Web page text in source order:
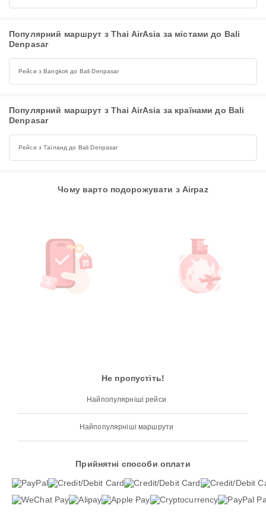
Популярний маршрут з Thai AirAsia за містами до Bali
Denpasar
Рейси з Bangkok до Bali Denpasar
Популярний маршрут з Thai AirAsia за країнами до Bali
Denpasar
Рейси з Таїланд до Bali Denpasar
Чому варто подорожувати з Airpaz
Не пропустіть!
Найпопулярніші рейси
Найпопулярніші маршрути
Прийнятні способи оплати